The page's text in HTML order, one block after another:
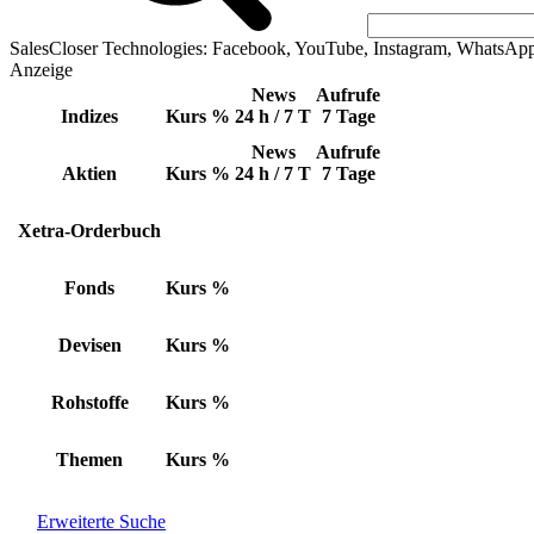
SalesCloser Technologies: Facebook, YouTube, Instagram,
Anzeige
Indizes Kurs %
News
24 h / 7 T
Aufrufe
7 Tage
Aktien Kurs %
News
24 h / 7 T
Aufrufe
7 Tage
Xetra-Orderbuch
Fonds Kurs %
Devisen Kurs %
Rohstoffe Kurs %
Themen Kurs %
Erweiterte Suche